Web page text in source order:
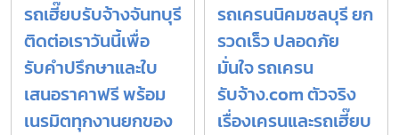
รถเฮี๊ยบรับจ้างจันทบุรี
ติดต่อเราวันนี้เพื่อ
รับคำปรึกษาและใบ
เสนอราคาฟรี พร้อม
เนรมิตทุกงานยกของ
รถเครนนิคมชลบุรี ยก
รวดเร็ว ปลอดภัย
มั่นใจ รถเครน
รับจ้าง.com ตัวจริง
เรื่องเครนและรถเฮี๊ยบ